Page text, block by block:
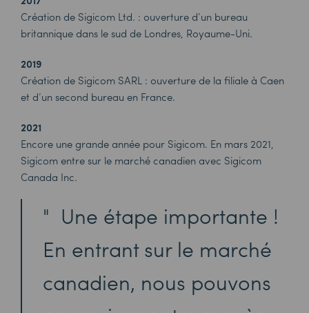
Création de Sigicom Ltd. : ouverture d’un bureau
britannique dans le sud de Londres, Royaume-Uni.
2019
Création de Sigicom SARL : ouverture de la filiale à Caen
et d’un second bureau en France.
2021
Encore une grande année pour Sigicom. En mars 2021,
Sigicom entre sur le marché canadien avec Sigicom
Canada Inc.
Une étape importante !
En entrant sur le marché
canadien, nous pouvons